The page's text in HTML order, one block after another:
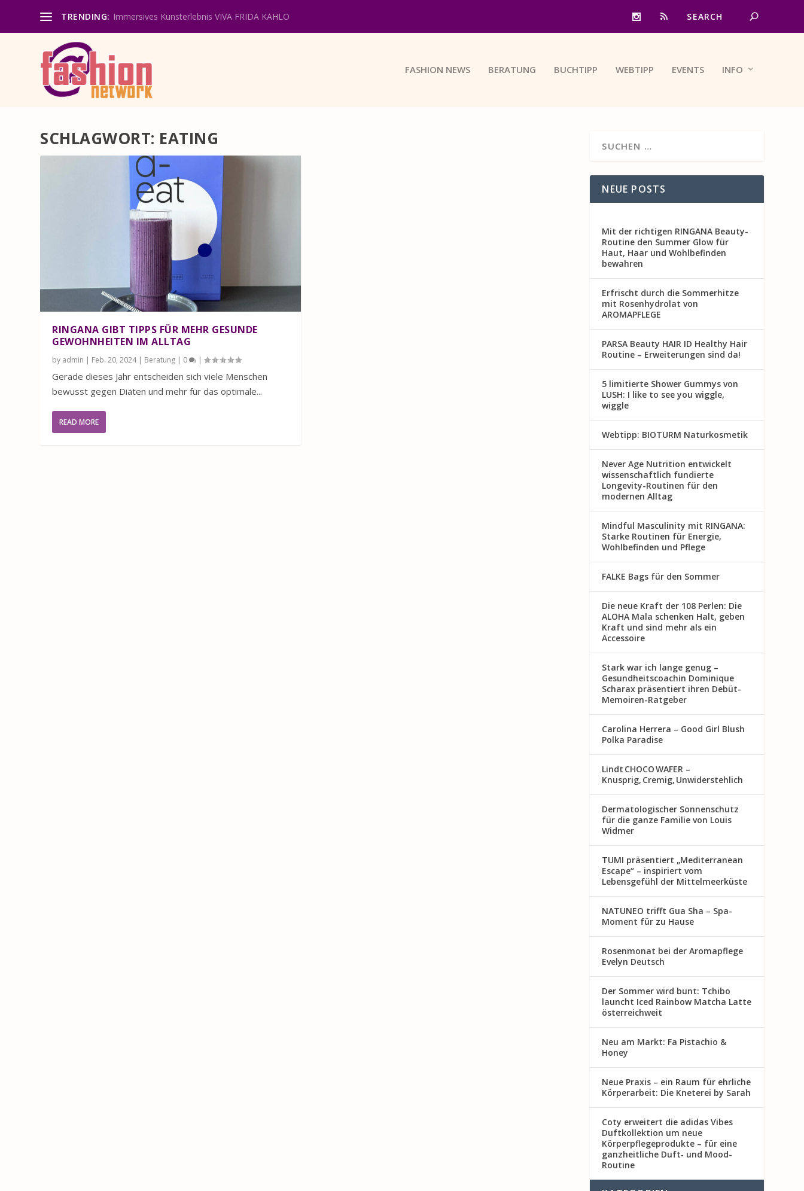
TRENDING: Immersives Kunsterlebnis VIVA FRIDA KAHLO
FASHION NEWS BERATUNG BUCHTIPP WEBTIPP EVENTS INFO
SCHLAGWORT: EATING
RINGANA GIBT TIPPS FÜR MEHR GESUNDE
GEWOHNHEITEN IM ALLTAG
by admin | Feb. 20, 2024| Beratung | 0 |
Gerade dieses Jahr entscheiden sich viele Menschen
bewusst gegen Diäten und mehr für das optimale...
READ MORE
NEUE POSTS
Mit der richtigen RINGANA Beauty-
Routine den Summer Glow für
Haut, Haar und Wohlbefinden
bewahren
Erfrischt durch die Sommerhitze
mit Rosenhydrolat von
AROMAPFLEGE
PARSA Beauty HAIR ID Healthy Hair
Routine – Erweiterungen sind da!
5 limitierte Shower Gummys von
LUSH: I like to see you wiggle,
wiggle
Webtipp: BIOTURM Naturkosmetik
Never Age Nutrition entwickelt
wissenschaftlich fundierte
Longevity-Routinen für den
modernen Alltag
Mindful Masculinity mit RINGANA:
Starke Routinen für Energie,
Wohlbefinden und Pflege
FALKE Bags für den Sommer
Die neue Kraft der 108 Perlen: Die
ALOHA Mala schenken Halt, geben
Kraft und sind mehr als ein
Accessoire
Stark war ich lange genug –
Gesundheitscoachin Dominique
Scharax präsentiert ihren Debüt-
Memoiren-Ratgeber
Carolina Herrera – Good Girl Blush
Polka Paradise
Lindt CHOCO WAFER –
Knusprig, Cremig, Unwiderstehlich
Dermatologischer Sonnenschutz
für die ganze Familie von Louis
Widmer
TUMI präsentiert „Mediterranean
Escape“ – inspiriert vom
Lebensgefühl der Mittelmeerküste
NATUNEO trifft Gua Sha – Spa-
Moment für zu Hause
Rosenmon at bei der Aromapflege
Evelyn Deutsch
Der Sommer wird bunt: Tchibo
launcht Iced Rainbow Matcha Latte
österreichweit
Neu am Markt: Fa Pistachio &
Honey
Neue Praxis – ein Raum für ehrliche
Körperarbeit: Die Kneterei by Sarah
Coty erweitert die adidas Vibes
Duftkollektion um neue
Körperpflegeprodukte – für eine
ganzheitliche Duft‑ und Mood-
Routine